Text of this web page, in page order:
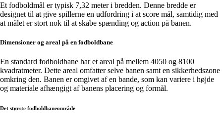
Et fodboldmål er typisk 7,32 meter i bredden. Denne bredde er
designet til at give spillerne en udfordring i at score mål, samtidig med
at målet er stort nok til at skabe spænding og action på banen.
Dimensioner og areal på en fodboldbane
En standard fodboldbane har et areal på mellem 4050 og 8100
kvadratmeter. Dette areal omfatter selve banen samt en sikkerhedszone
omkring den. Banen er omgivet af en bande, som kan variere i højde
og materiale afhængigt af banens placering og formål.
Det største fodboldbaneområde